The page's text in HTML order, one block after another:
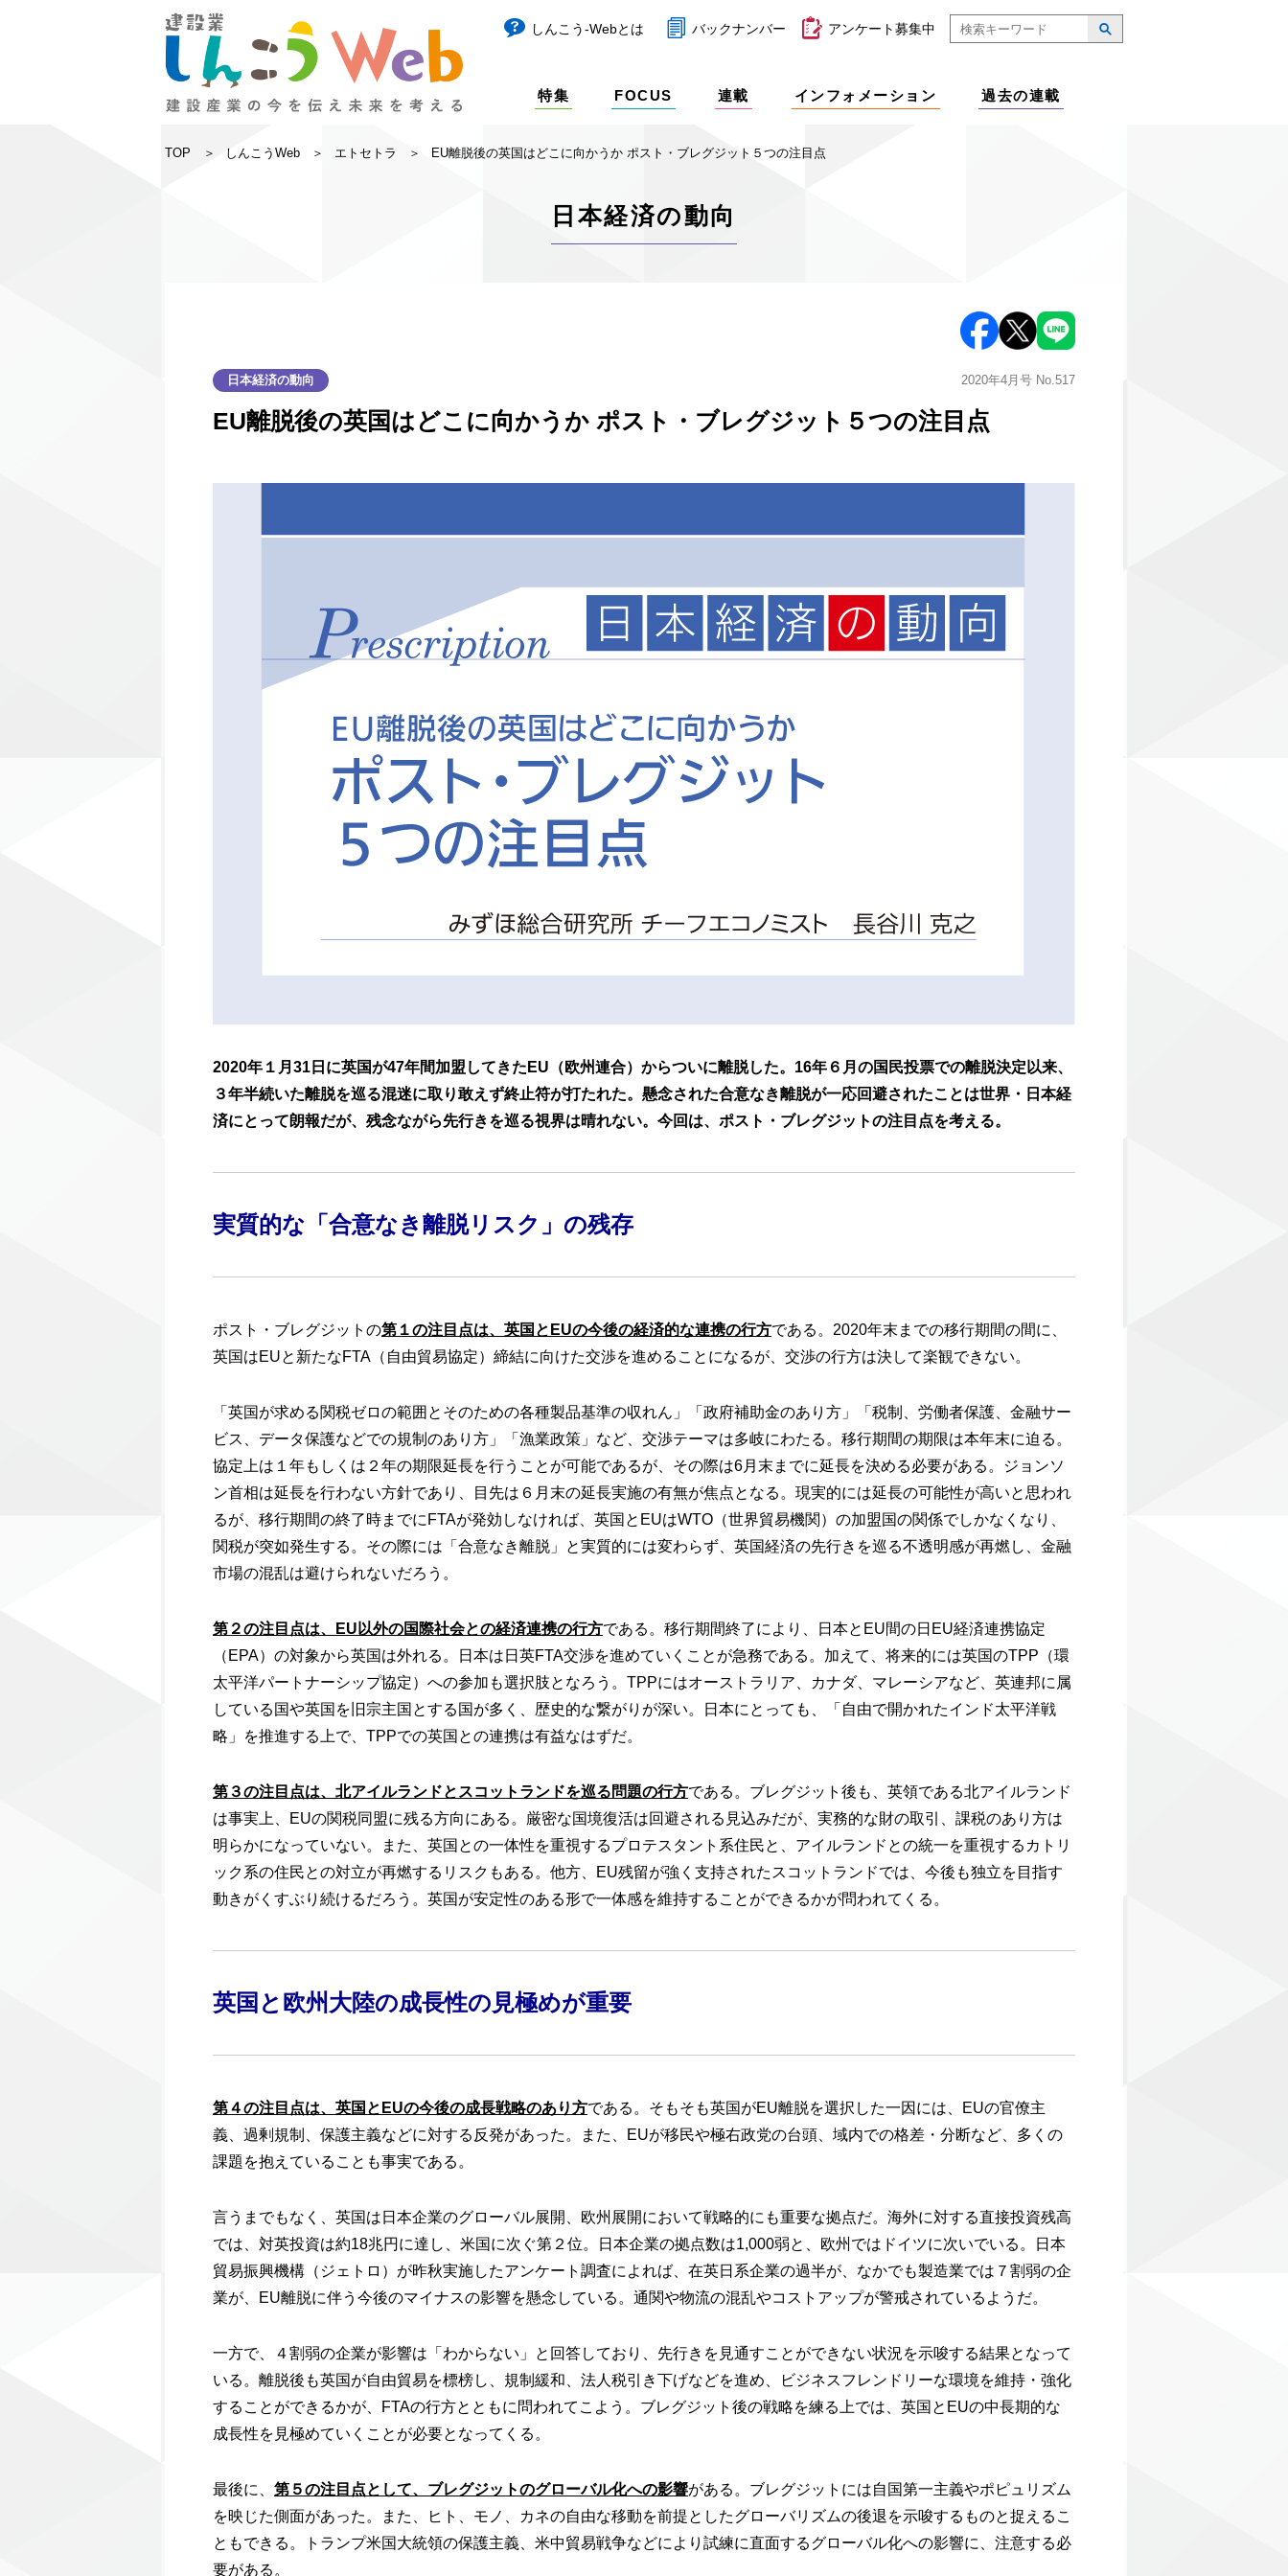
しんこう-Webとは バックナンバー アンケート募集中
特集 FOCUS 連載 インフォメーション 過去の連載
TOP しんこうWeb エトセトラ EU離脱後の英国はどこに向かうか ポスト・ブレグジット５つの注目点
日本経済の動向
日本経済の動向 2020年4月号 No.517
EU離脱後の英国はどこに向かうか ポスト・ブレグジット５つの注目点
2020年１月31日に英国が47年間加盟してきたEU（欧州連合）からついに離脱した。16年６月の国民投票での離脱決定以来、
３年半続いた離脱を巡る混迷に取り敢えず終止符が打たれた。懸念された合意なき離脱が一応回避されたことは世界・日本経
済にとって朗報だが、残念ながら先行きを巡る視界は晴れない。今回は、ポスト・ブレグジットの注目点を考える。
実質的な「合意なき離脱リスク」の残存
ポスト・ブレグジットの第１の注目点は、英国とEUの今後の経済的な連携の行方である。2020年末までの移行期間の間に、
英国はEUと新たなFTA（自由貿易協定）締結に向けた交渉を進めることになるが、交渉の行方は決して楽観できない。
「英国が求める関税ゼロの範囲とそのための各種製品基準の収れん」「政府補助金のあり方」「税制、労働者保護、金融サー
ビス、データ保護などでの規制のあり方」「漁業政策」など、交渉テーマは多岐にわたる。移行期間の期限は本年末に迫る。
協定上は１年もしくは２年の期限延長を行うことが可能であるが、その際は6月末までに延長を決める必要がある。ジョンソ
ン首相は延長を行わない方針であり、目先は６月末の延長実施の有無が焦点となる。現実的には延長の可能性が高いと思われ
るが、移行期間の終了時までにFTAが発効しなければ、英国とEUはWTO（世界貿易機関）の加盟国の関係でしかなくなり、
関税が突如発生する。その際には「合意なき離脱」と実質的には変わらず、英国経済の先行きを巡る不透明感が再燃し、金融
市場の混乱は避けられないだろう。
第２の注目点は、EU以外の国際社会との経済連携の行方である。移行期間終了により、日本とEU間の日EU経済連携協定
（EPA）の対象から英国は外れる。日本は日英FTA交渉を進めていくことが急務である。加えて、将来的には英国のTPP（環
太平洋パートナーシップ協定）への参加も選択肢となろう。TPPにはオーストラリア、カナダ、マレーシアなど、英連邦に属
している国や英国を旧宗主国とする国が多く、歴史的な繋がりが深い。日本にとっても、「自由で開かれたインド太平洋戦
略」を推進する上で、TPPでの英国との連携は有益なはずだ。
第３の注目点は、北アイルランドとスコットランドを巡る問題の行方である。ブレグジット後も、英領である北アイルランド
は事実上、EUの関税同盟に残る方向にある。厳密な国境復活は回避される見込みだが、実務的な財の取引、課税のあり方は
明らかになっていない。また、英国との一体性を重視するプロテスタント系住民と、アイルランドとの統一を重視するカトリ
ック系の住民との対立が再燃するリスクもある。他方、EU残留が強く支持されたスコットランドでは、今後も独立を目指す
動きがくすぶり続けるだろう。英国が安定性のある形で一体感を維持することができるかが問われてくる。
英国と欧州大陸の成長性の見極めが重要
第４の注目点は、英国とEUの今後の成長戦略のあり方である。そもそも英国がEU離脱を選択した一因には、EUの官僚主
義、過剰規制、保護主義などに対する反発があった。また、EUが移民や極右政党の台頭、域内での格差・分断など、多くの
課題を抱えていることも事実である。
言うまでもなく、英国は日本企業のグローバル展開、欧州展開において戦略的にも重要な拠点だ。海外に対する直接投資残高
では、対英投資は約18兆円に達し、米国に次ぐ第２位。日本企業の拠点数は1,000弱と、欧州ではドイツに次いでいる。日本
貿易振興機構（ジェトロ）が昨秋実施したアンケート調査によれば、在英日系企業の過半が、なかでも製造業では７割弱の企
業が、EU離脱に伴う今後のマイナスの影響を懸念している。通関や物流の混乱やコストアップが警戒されているようだ。
一方で、４割弱の企業が影響は「わからない」と回答しており、先行きを見通すことができない状況を示唆する結果となって
いる。離脱後も英国が自由貿易を標榜し、規制緩和、法人税引き下げなどを進め、ビジネスフレンドリーな環境を維持・強化
することができるかが、FTAの行方とともに問われてこよう。ブレグジット後の戦略を練る上では、英国とEUの中長期的な
成長性を見極めていくことが必要となってくる。
最後に、 第５の注目点として、ブレグジットのグローバル化への影響がある。ブレグジットには自国第一主義やポピュリズム
を映じた側面があった。また、ヒト、モノ、カネの自由な移動を前提としたグローバリズムの後退を示唆するものと捉えるこ
ともできる。トランプ米国大統領の保護主義、米中貿易戦争などにより試練に直面するグローバル化への影響に、注意する必
要がある。